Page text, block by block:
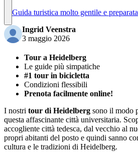
Guida turistica molto gentile e
Ingrid Veenstra
3 maggio 2026
Tour a Heidelberg
Le guide più simpatiche
#1 tour in bicicletta
Condizioni flessibili
Prenota facilmente online!
I nostri tour di Heidelberg sono il modo
questa affascinante città universitaria.
accogliente città tedesca, dal vecchio al
propri abitanti del posto e quindi sanno
cultura e le tradizioni di Heidelberg.